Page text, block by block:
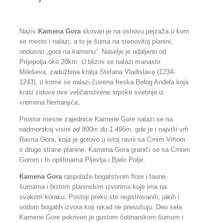
Naziv Kamena Goraskovan je na osnovu pejzaža u kom
se mesto i nalazi, a to je šuma na stenovitoj planini,
ondosno „gora na kamenu“. Naselje je udaljeno od
Prijepolja oko 20km. U blizini se nalazi manastir
Mileševa, zadužbina kralja Stefana Vladislava (1234-
1243), u kome se nalazi čuvena freska Belog Anđela koja
krasi zidove ove veličanstvene srpske svetinje iz
vremena Nemanjića.
Prostor mesne zajednice Kamene Gore nalazi se na
nadmorskoj visini od 800m do 1.496m, gde je i najviši vrh
Ravna Gora, koja je gotovo u istoj ravni sa Crnim Vrhom
s druge strane planine. Kamena Gora graniči se sa Crnom
Gorom i to opštinama Pljevlja i Bjelo Polje.
Kamena Goraraspolаže bogatstvom flore i faune,
šumama i bistrim planinskim izvorima koje ima na
svakom koraku. Postoji preko sto registrovanih, jakih i
vodom bogatih izvora koji nikad ne presušuju. Deo sela
Kamene Gore pokriven je gustom četinarskom šumom i